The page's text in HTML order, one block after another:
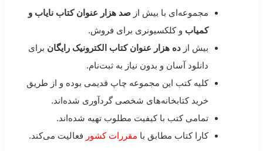
مجموعه‌ای با بیش از صد هزار عنوان کتاب نایاب و
کمیاب و کلکسیونری برای فروش.
بیش از ده هزار عنوان کتاب الکترونیک رایگان برای
دانلود آسان و بدون نیاز به ثبت‌نام.
کلیه کتب این مجموعه چاپ قدیمی بوده و از طریق
خرید کتابخانه‌های شخصی گردآوری شده‌اند.
تمامی کتب با کیفیت مطلوب تهیه شده‌اند.
کارا کتاب مطابق با مقررات کشور فعالیت می‌کند.